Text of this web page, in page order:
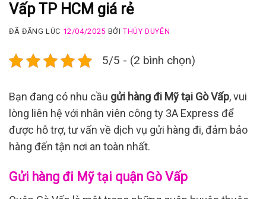
Vấp TP HCM giá rẻ
ĐÃ ĐĂNG LÚC 12/04/2025 BỞITHÙY DUYÊN
5/5 - (2 bình chọn)
Bạn đang có nhu cầu gửi hàng đi Mỹ tại Gò Vấp, vui
lòng liên hệ với nhân viên công ty 3A Express để
được hỗ trợ, tư vấn về dịch vụ gửi hàng đi, đảm bảo
hàng đến tận nơi an toàn nhất.
Gửi hàng đi Mỹ tại quận Gò Vấp